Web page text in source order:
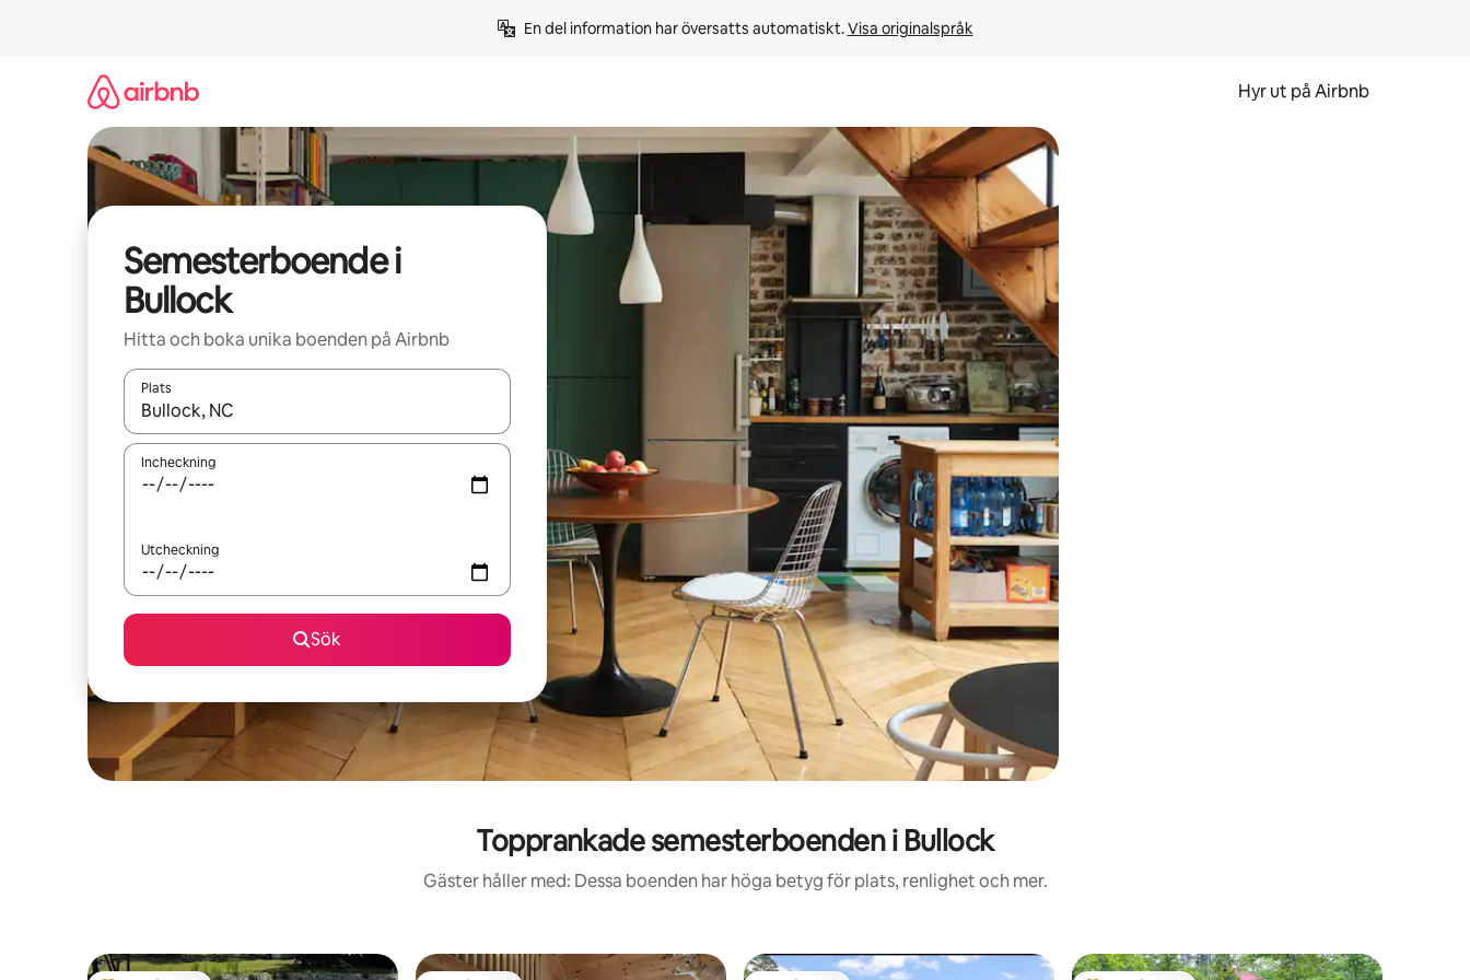
En del information har översatts automatiskt. Visa originalspråk
Hyr ut på Airbnb
Semesterboende i
Bullock
Hitta och boka unika boenden på Airbnb
Plats
När resultaten är tillgängliga kan du navigera med upp- och nedåtpilarna eller utforska genom att trycka eller svepa.
Incheckning
Utcheckning
Sök
Topprankade semesterboenden i Bullock
Gäster håller med: Dessa boenden har höga betyg för plats, renlighet och mer.